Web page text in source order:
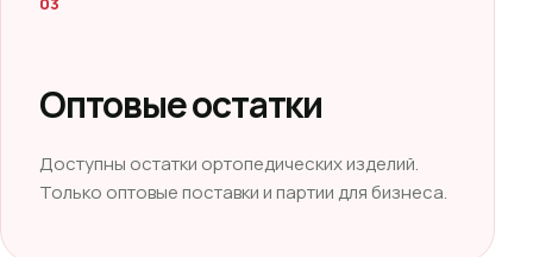
Оптовые остатки
Доступны остатки ортопедических изделий.
Только оптовые поставки и партии для бизнеса.